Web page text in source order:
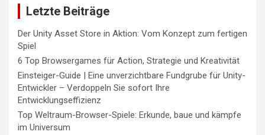
Letzte Beiträge
Der Unity Asset Store in Aktion: Vom Konzept zum fertigen
Spiel
6 Top Browsergames für Action, Strategie und Kreativität
Einsteiger-Guide | Eine unverzichtbare Fundgrube für Unity-
Entwickler – Verdoppeln Sie sofort Ihre
Entwicklungseffizienz
Top Weltraum-Browser-Spiele: Erkunde, baue und kämpfe
im Universum